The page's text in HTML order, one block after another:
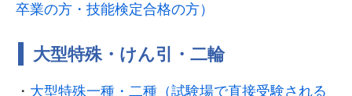
卒業の方・技能検定合格の方）
大型特殊・けん引・二輪
・ 大型特殊一種・二種（試験場で直接受験される